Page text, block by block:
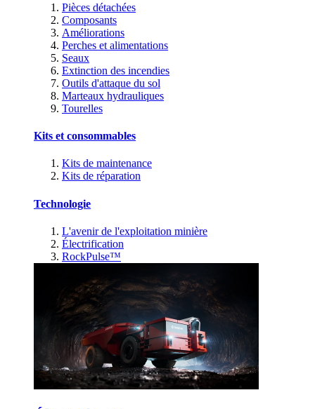
Pièces détachées
Composants
Améliorations
Perches et alimentations
Seaux
Extinction des incendies
Outils d'attaque du sol
Marteaux hydrauliques
Tourelles
Kits et consommables
Kits de maintenance
Kits de réparation
Technologie
L'avenir de l'exploitation minière
Électrification
RockPulse™